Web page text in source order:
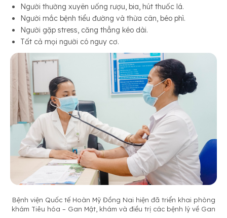
Người thường xuyên uống rượu, bia, hút thuốc lá.
Người mắc bệnh tiểu đường và thừa cân, béo phì.
Người gặp stress, căng thẳng kéo dài.
Tất cả mọi người có nguy cơ.
Bệnh viện Quốc tế Hoàn Mỹ Đồng Nai hiện đã triển khai phòng
khám Tiêu hóa – Gan Mật, khám và điều trị các bệnh lý về Gan